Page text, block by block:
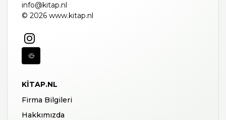
info@kitap.nl
© 2026 www.kitap.nl
KITAP.NL
Firma Bilgileri
Hakkımızda